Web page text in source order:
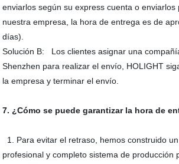
enviarlos según su express cuenta o enviarlos
nuestra empresa, la hora de entrega es de
días).
Solución B: Los clientes asignar una
Shenzhen para realizar el envío, HOLIGHT
la empresa y terminar el envío.
7. ¿Cómo se puede garantizar la hora de
1. Para evitar el retraso, hemos construido
profesional y completo sistema de producción